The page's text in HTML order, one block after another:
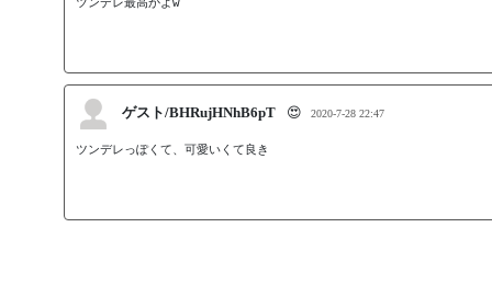
ゲスト/BHRujHNhB6pT 😍 2020-7-28 22:47